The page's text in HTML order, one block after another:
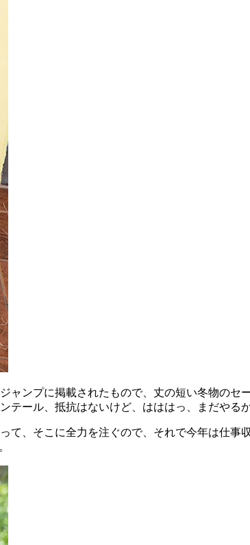
ンプに掲載されたもので、丈の短い冬物のセ
ール、抵抗はないけど、はははっ、まだやる
、そこに全力を注ぐので、それで今年は仕事